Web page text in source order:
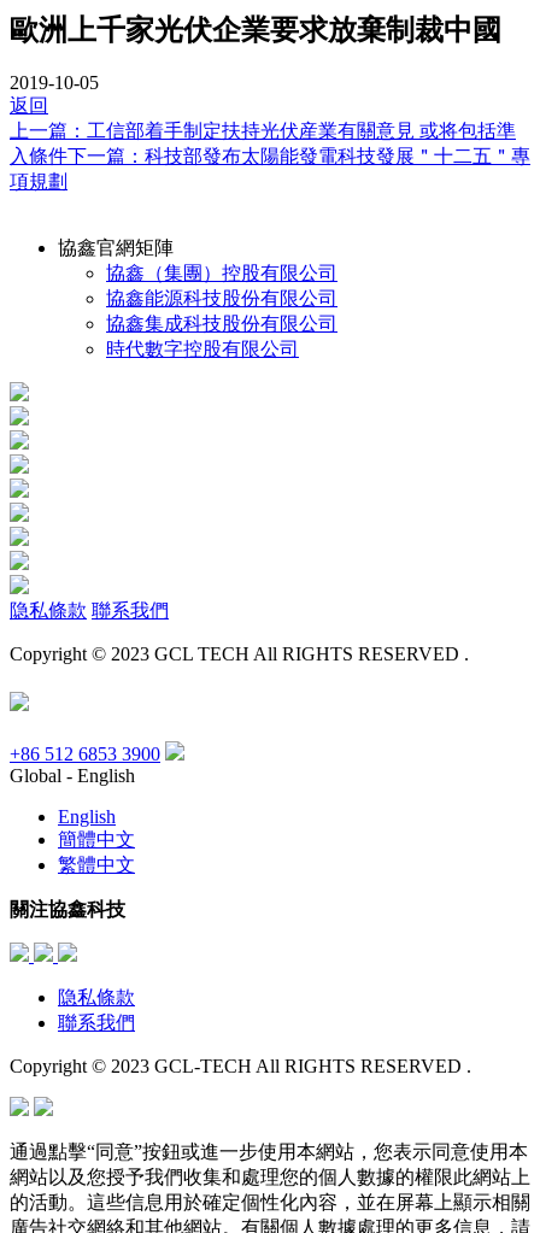
歐洲上千家光伏企業要求放棄制裁中國
2019-10-05
返回
上一篇：工信部着手制定扶持光伏産業有關意見 或将包括準
入條件下一篇：科技部發布太陽能發電科技發展＂十二五＂專
項規劃
協鑫官網矩陣
協鑫（集團）控股有限公司
協鑫能源科技股份有限公司
協鑫集成科技股份有限公司
時代數字控股有限公司
隐私條款 聯系我們
Copyright © 2023 GCL TECH All RIGHTS RESERVED .
+86 512 6853 3900
Global - English
English
簡體中文
繁體中文
關注協鑫科技
隐私條款
聯系我們
Copyright © 2023 GCL-TECH All RIGHTS RESERVED .
通過點擊“同意”按鈕或進一步使用本網站，您表示同意使用本
網站以及您授予我們收集和處理您的個人數據的權限此網站上
的活動。這些信息用於確定個性化內容，並在屏幕上顯示相關
廣告社交網絡和其他網站。有關個人數據處理的更多信息，請